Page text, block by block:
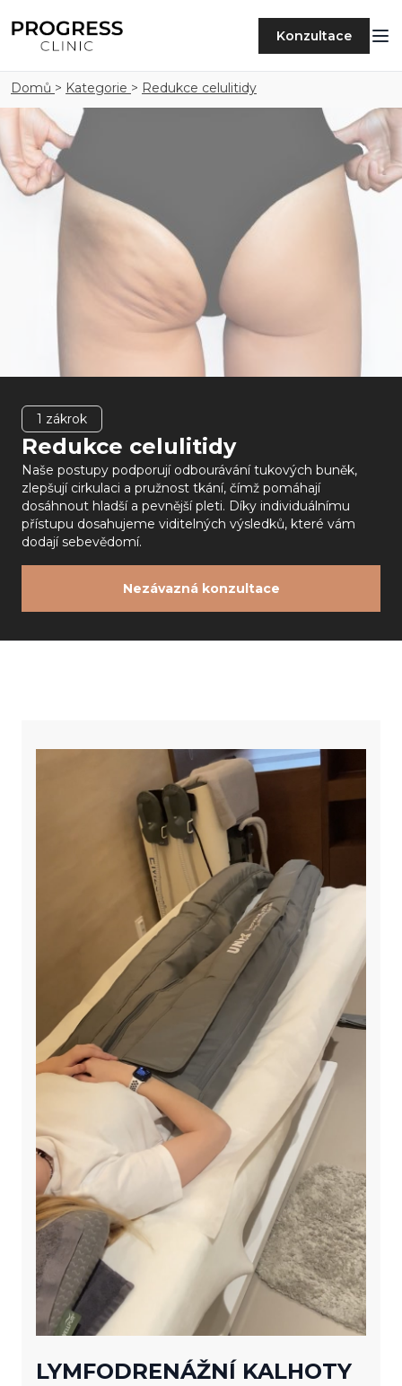
Konzultace
Domů > Kategorie > Redukce celulitidy
1 zákrok
Redukce celulitidy
Naše postupy podporují odbourávání tukových buněk,
zlepšují cirkulaci a pružnost tkání, čímž pomáhají
dosáhnout hladší a pevnější pleti. Díky individuálnímu
přístupu dosahujeme viditelných výsledků, které vám
dodají sebevědomí.
Nezávazná konzultace
LYMFODRENÁŽNÍ KALHOTY